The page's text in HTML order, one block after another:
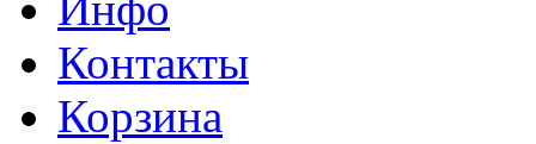
Контакты
Корзина